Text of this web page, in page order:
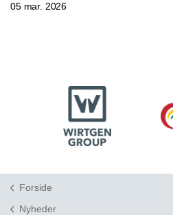
05 mar. 2026
Forside
Nyheder